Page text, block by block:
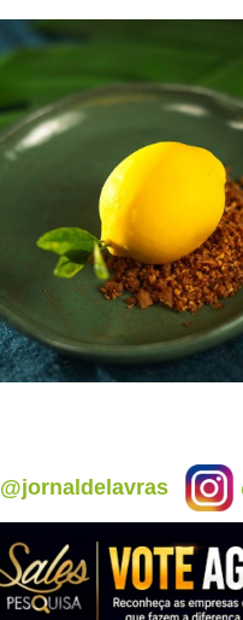
@jornaldelavras